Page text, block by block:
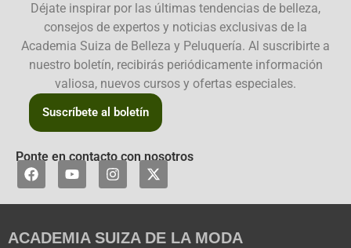
Déjate inspirar por las últimas tendencias de belleza,
consejos de expertos y noticias exclusivas de la
Academia Suiza de Belleza y Peluquería. Al suscribirte a
nuestro boletín, recibirás periódicamente información
valiosa, nuevos cursos y ofertas especiales.
Suscríbete al boletín
Ponte en contacto con nosotros
F
a
e
o
Y
o
t
b
I
n
t
g
X
-
w
t
ACADEMIA SUIZA DE LA MODA